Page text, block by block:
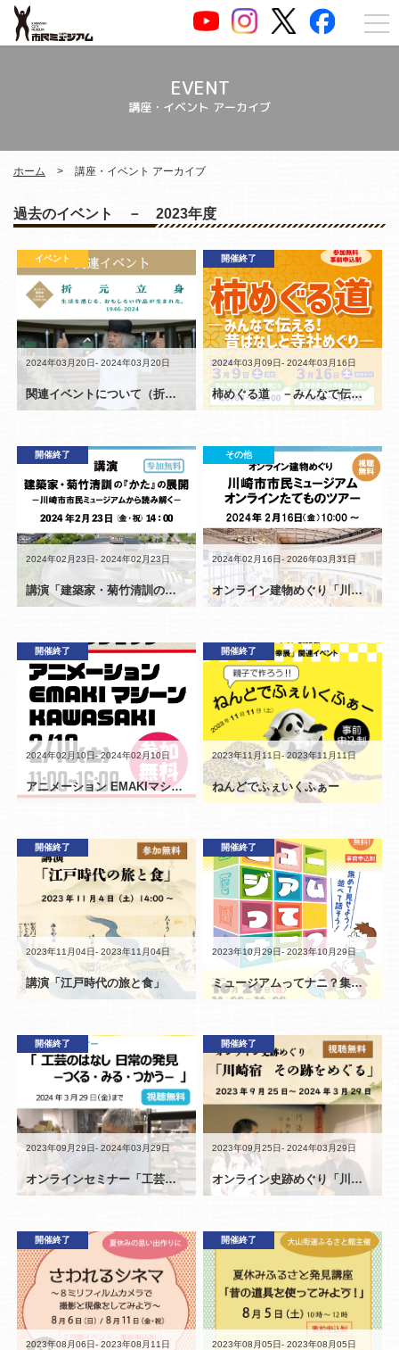
EVENT
講座・イベント アーカイブ
ホーム 講座・イベント アーカイブ
過去のイベント － 2023年度
イベント
2024年03月20日- 2024年03月20日
関連イベントについて（折元立身 生活を感じる、おもしろい作品が生まれた。1946-2023）
講座
開催終了
2024年03月09日- 2024年03月16日
柿めぐる道 －みんなで伝える！昔ばなしと寺社めぐり－
講演
開催終了
2024年02月23日- 2024年02月23日
講演「建築家・菊竹清訓の『かた』の展開 ー川崎市市民ミュージアムから読み解くー」
公開終了
その他
2024年02月16日- 2026年03月31日
オンライン建物めぐり「川崎市市民ミュージアム オンラインたてものツアー」
イベント
開催終了
2024年02月10日- 2024年02月10日
アニメーション EMAKIマシーン KAWASAKI
イベント
開催終了
2023年11月11日- 2023年11月11日
ねんどでふぇいくふぁー
開催終了
2023年11月04日- 2023年11月04日
講演「江戸時代の旅と食」
イベント
開催終了
2023年10月29日- 2023年10月29日
ミュージアムってナニ？集めて見せよう！並べて話そう！
セミナー
開催終了
2023年09月29日- 2024年03月29日
オンラインセミナー「工芸のはなし 日常の発見 －つくる・みる・つかう－」
講座
開催終了
2023年09月25日- 2024年03月29日
オンライン史跡めぐり「川崎宿 その跡をめぐる」
イベント
開催終了
2023年08月06日- 2023年08月11日
講座
開催終了
2023年08月05日- 2023年08月05日